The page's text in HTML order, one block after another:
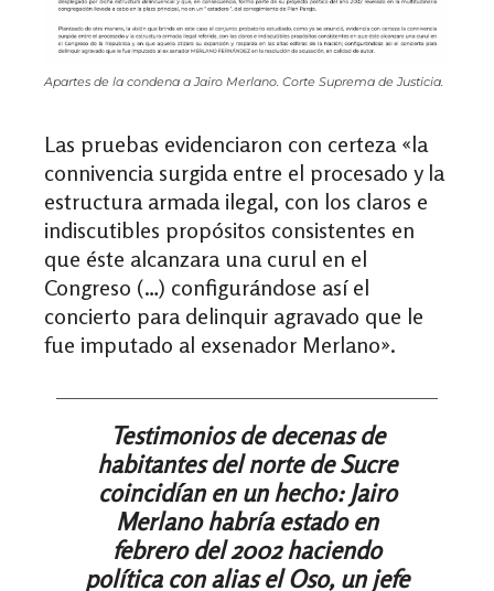
Apartes de la condena a Jairo Merlano. Corte Suprema de Justicia.
Las pruebas evidenciaron con certeza «la
connivencia surgida entre el procesado y la
estructura armada ilegal, con los claros e
indiscutibles propósitos consistentes en
que éste alcanzara una curul en el
Congreso (…) configurándose así el
concierto para delinquir agravado que le
fue imputado al exsenador Merlano».
Testimonios de decenas de
habitantes del norte de Sucre
coincidían en un hecho: Jairo
Merlano habría estado en
febrero del 2002 haciendo
política con alias el Oso, un jefe